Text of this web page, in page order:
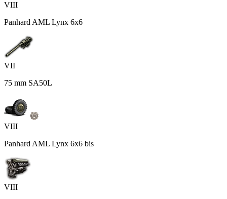
VIII
Panhard AML Lynx 6x6
VII
75 mm SA50L
VIII
Panhard AML Lynx 6x6 bis
VIII